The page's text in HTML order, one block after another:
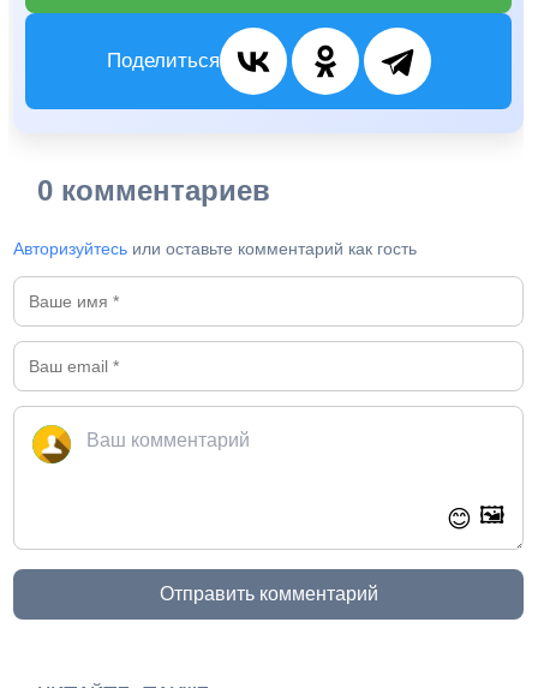
Поделиться
0 комментариев
Авторизуйтесь или оставьте комментарий как гость
😊 🖼️
Отправить комментарий